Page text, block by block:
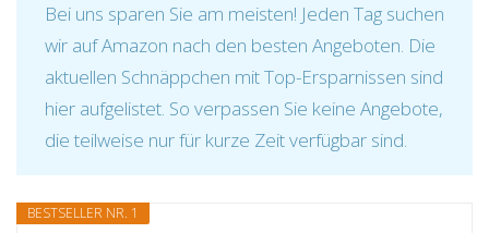
Bei uns sparen Sie am meisten! Jeden Tag suchen
wir auf Amazon nach den besten Angeboten. Die
aktuellen Schnäppchen mit Top-Ersparnissen sind
hier aufgelistet. So verpassen Sie keine Angebote,
die teilweise nur für kurze Zeit verfügbar sind.
BESTSELLER NR. 1